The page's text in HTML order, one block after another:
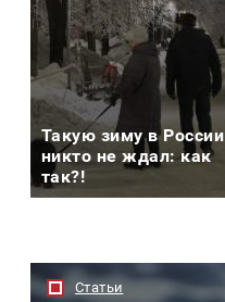
Такую зиму в России
никто не ждал: как
так?!
Статьи